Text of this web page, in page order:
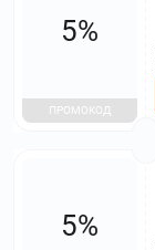
5%
ПРОМОКОД
5%